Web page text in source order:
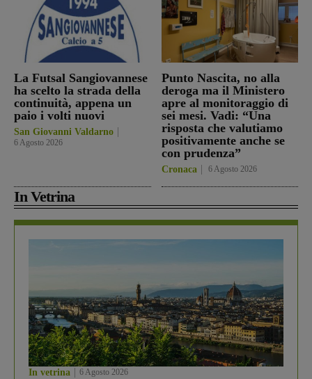
La Futsal Sangiovannese
ha scelto la strada della
continuità, appena un
paio i volti nuovi
San Giovanni Valdarno
6 Agosto 2026
Punto Nascita, no alla
deroga ma il Ministero
apre al monitoraggio di
sei mesi. Vadi: “Una
risposta che valutiamo
positivamente anche se
con prudenza”
Cronaca 6 Agosto 2026
In Vetrina
In vetrina 6 Agosto 2026